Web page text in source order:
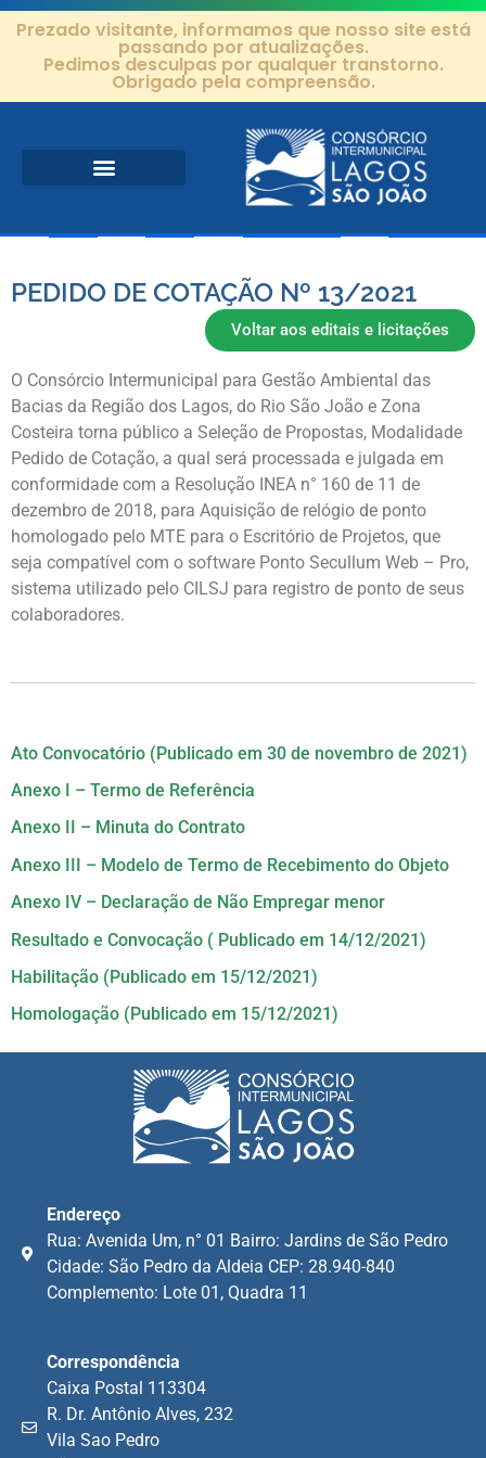
Prezado visitante, informamos que nosso site está
passando por atualizações.
Pedimos desculpas por qualquer transtorno.
Obrigado pela compreensão.
PEDIDO DE COTAÇÃO Nº 13/2021
Voltar aos editais e licitações
O Consórcio Intermunicipal para Gestão Ambiental das
Bacias da Região dos Lagos, do Rio São João e Zona
Costeira torna público a Seleção de Propostas, Modalidade
Pedido de Cotação, a qual será processada e julgada em
conformidade com a Resolução INEA n° 160 de 11 de
dezembro de 2018, para Aquisição de relógio de ponto
homologado pelo MTE para o Escritório de Projetos, que
seja compatível com o software Ponto Secullum Web – Pro,
sistema utilizado pelo CILSJ para registro de ponto de seus
colaboradores.
Ato Convocatório (Publicado em 30 de novembro de 2021)
Anexo I – Termo de Referência
Anexo II – Minuta do Contrato
Anexo III – Modelo de Termo de Recebimento do Objeto
Anexo IV – Declaração de Não Empregar menor
Resultado e Convocação ( Publicado em 14/12/2021)
Habilitação (Publicado em 15/12/2021)
Homologação (Publicado em 15/12/2021)
Endereço
Rua: Avenida Um, n° 01 Bairro: Jardins de São Pedro
Cidade: São Pedro da Aldeia CEP: 28.940-840
Complemento: Lote 01, Quadra 11
Correspondência
Caixa Postal 113304
R. Dr. Antônio Alves, 232
Vila Sao Pedro